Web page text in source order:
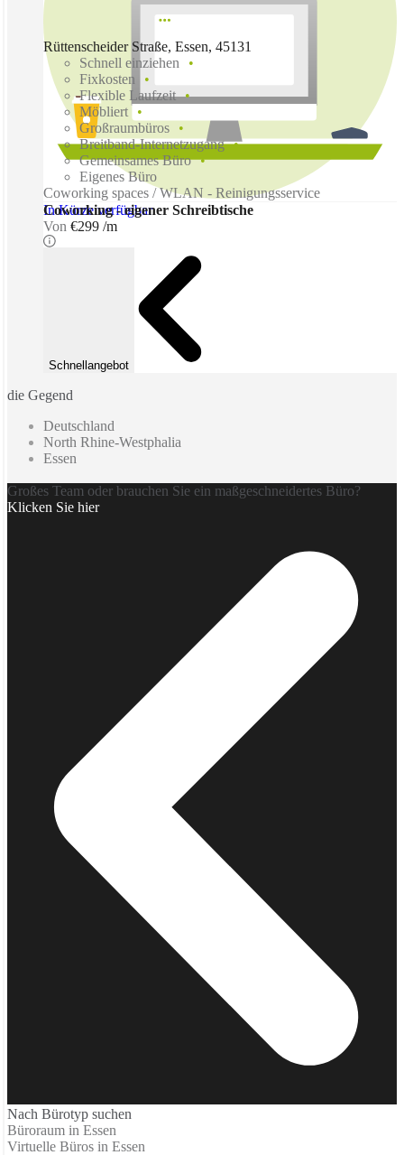
In Kürze verfügbar
Rüttenscheider Straße, Essen, 45131
Schnell einziehen
Fixkosten
Flexible Laufzeit
Möbliert
Großraumbüros
Breitband-Internetzugang
Gemeinsames Büro
Eigenes Büro
Coworking spaces / WLAN - Reinigungsservice
Coworking - eigener Schreibtische
Von €299 /m
Schnellangebot
die Gegend
Deutschland
North Rhine-Westphalia
Essen
Großes Team oder brauchen Sie ein maßgeschneidertes Büro?
Klicken Sie hier
Nach Bürotyp suchen
Büroraum in Essen
Virtuelle Büros in Essen